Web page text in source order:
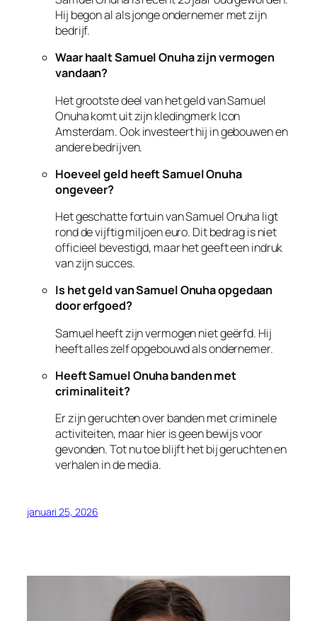
Hij begon al als jonge ondernemer met zijn
bedrijf.
Waar haalt Samuel Onuha zijn vermogen
vandaan?
Het grootste deel van het geld van Samuel
Onuha komt uit zijn kledingmerk Icon
Amsterdam. Ook investeert hij in gebouwen en
andere bedrijven.
Hoeveel geld heeft Samuel Onuha
ongeveer?
Het geschatte fortuin van Samuel Onuha ligt
rond de vijftig miljoen euro. Dit bedrag is niet
officieel bevestigd, maar het geeft een indruk
van zijn succes.
Is het geld van Samuel Onuha opgedaan
door erfgoed?
Samuel heeft zijn vermogen niet geërfd. Hij
heeft alles zelf opgebouwd als ondernemer.
Heeft Samuel Onuha banden met
criminaliteit?
Er zijn geruchten over banden met criminele
activiteiten, maar hier is geen bewijs voor
gevonden. Tot nu toe blijft het bij geruchten en
verhalen in de media.
januari 25, 2026